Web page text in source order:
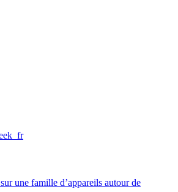
une famille d’appareils autour de